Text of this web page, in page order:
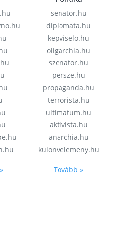
senator.hu
diplomata.hu
kepviselo.hu
oligarchia.hu
szenator.hu
persze.hu
propaganda.hu
terrorista.hu
ultimatum.hu
aktivista.hu
anarchia.hu
kulonvelemeny.hu
Tovább »